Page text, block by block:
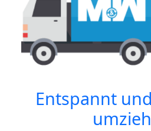
Entspannt